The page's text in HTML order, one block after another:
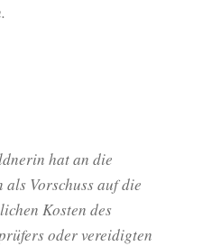
hat an die
Vorschuss auf die
Kosten des
oder vereidigten